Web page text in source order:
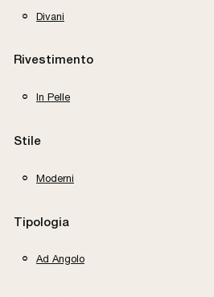
Divani
Rivestimento
In Pelle
Stile
Moderni
Tipologia
Ad Angolo